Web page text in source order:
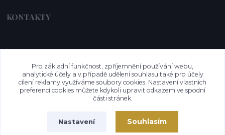
KONTAKTY
📞 +420 732 779 508
www.vysnenekabelky.cz
Pro základní funkčnost, zpříjemnění používání webu,
analytické účely a v případě udělení souhlasu také pro účely
cílení reklamy využíváme soubory cookies. Nastavení vlastních
preferencí cookies můžete kdykoli upravit odkazem ve spodní
části stránek.
Nastavení Souhlasím